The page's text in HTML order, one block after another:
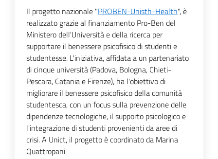
Il progetto nazionale "PROBEN-Unisth-Health", è
realizzato grazie al finanziamento Pro-Ben del
Ministero dell'Università e della ricerca per
supportare il benessere psicofisico di studenti e
studentesse. L'iniziativa, affidata a un partenariato
di cinque università (Padova, Bologna, Chieti-
Pescara, Catania e Firenze), ha l'obiettivo di
migliorare il benessere psicofisico della comunità
studentesca, con un focus sulla prevenzione delle
dipendenze tecnologiche, il supporto psicologico e
l'integrazione di studenti provenienti da aree di
crisi. A Unict, il progetto è coordinato da Marina
Quattropani